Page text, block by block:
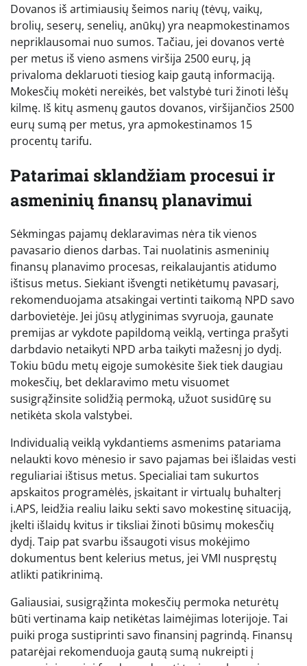
Dovanos iš artimiausių šeimos narių (tėvų, vaikų,
brolių, seserų, senelių, anūkų) yra neapmokestinamos
nepriklausomai nuo sumos. Tačiau, jei dovanos vertė
per metus iš vieno asmens viršija 2500 eurų, ją
privaloma deklaruoti tiesiog kaip gautą informaciją.
Mokesčių mokėti nereikės, bet valstybė turi žinoti lėšų
kilmę. Iš kitų asmenų gautos dovanos, viršijančios 2500
eurų sumą per metus, yra apmokestinamos 15
procentų tarifu.
Patarimai sklandžiam procesui ir
asmeninių finansų planavimui
Sėkmingas pajamų deklaravimas nėra tik vienos
pavasario dienos darbas. Tai nuolatinis asmeninių
finansų planavimo procesas, reikalaujantis atidumo
ištisus metus. Siekiant išvengti netikėtumų pavasarį,
rekomenduojama atsakingai vertinti taikomą NPD savo
darbovietėje. Jei jūsų atlyginimas svyruoja, gaunate
premijas ar vykdote papildomą veiklą, vertinga prašyti
darbdavio netaikyti NPD arba taikyti mažesnį jo dydį.
Tokiu būdu metų eigoje sumokėsite šiek tiek daugiau
mokesčių, bet deklaravimo metu visuomet
susigrąžinsite solidžią permoką, užuot susidūrę su
netikėta skola valstybei.
Individualią veiklą vykdantiems asmenims patariama
nelaukti kovo mėnesio ir savo pajamas bei išlaidas vesti
reguliariai ištisus metus. Specialiai tam sukurtos
apskaitos programėlės, įskaitant ir virtualų buhalterį
i.APS, leidžia realiu laiku sekti savo mokestinę situaciją,
įkelti išlaidų kvitus ir tiksliai žinoti būsimų mokesčių
dydį. Taip pat svarbu išsaugoti visus mokėjimo
dokumentus bent kelerius metus, jei VMI nuspręstų
atlikti patikrinimą.
Galiausiai, susigrąžinta mokesčių permoka neturėtų
būti vertinama kaip netikėtas laimėjimas loterijoje. Tai
puiki proga sustiprinti savo finansinį pagrindą. Finansų
patarėjai rekomenduoja gautą sumą nukreipti į